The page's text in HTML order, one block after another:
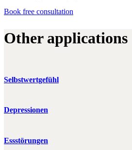
Book free consultation
Other applications
Selbstwertgefühl
Depressionen
Essstörungen